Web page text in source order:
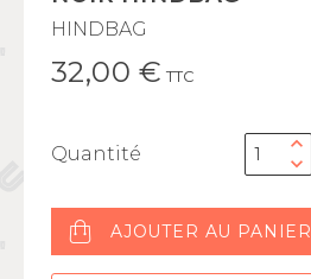
HINDBAG
32,00 € TTC
Quantité
AJOUTER AU PANIER